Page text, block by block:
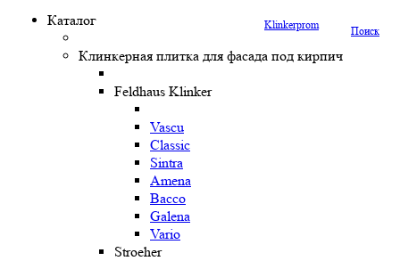
Поиск
Klinkerprom
Каталог
Клинкерная плитка для фасада под кирпич
Feldhaus Klinker
Vascu
Classic
Sintra
Amena
Bacco
Galena
Vario
Stroeher